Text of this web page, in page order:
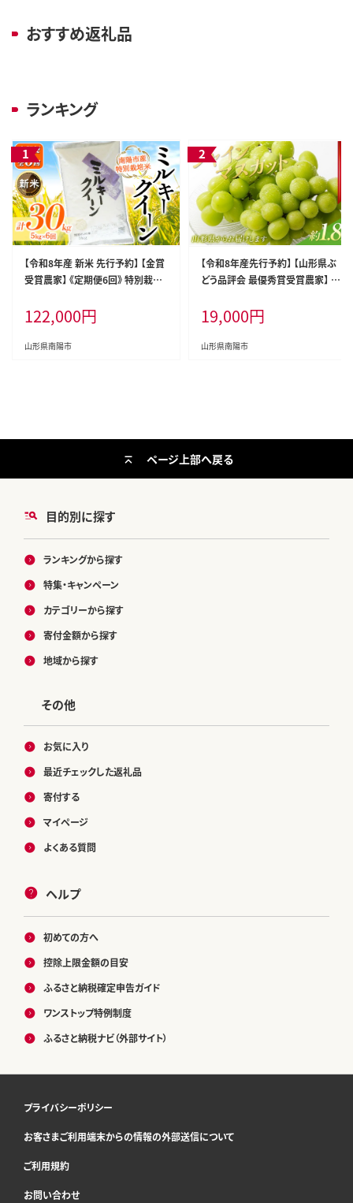
おすすめ返礼品
ランキング
【令和8年産 新米 先行予約】 【金賞
受賞農家】 《定期便6回》 特別栽培
《令和8年9月下旬～発送》 『あおき
ライスファーム』 [1614-R8]
122,000円
山形県南陽市
【令和8年産先行予約】 【山形県ぶ
どう品評会 最優秀賞受賞農家】 シ
秀) 《令和8年9月中旬～発送》 『青
木農園』 山形県 南陽市 [2027-R8]
19,000円
山形県南陽市
目的別に探す
ランキングから探す
特集・キャンペーン
カテゴリーから探す
寄付金額から探す
地域から探す
その他
お気に入り
最近チェックした返礼品
寄付する
マイページ
よくある質問
ヘルプ
初めての方へ
控除上限金額の目安
ふるさと納税確定申告ガイド
ワンストップ特例制度
ふるさと納税ナビ（外部サイト）
ページ上部へ戻る
プライバシーポリシー
お客さまご利用端末からの情報の外部送信について
ご利用規約
お問い合わせ